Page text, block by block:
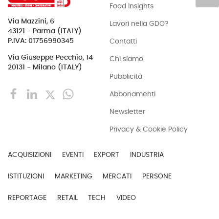
Via Mazzini, 6
43121 - Parma (ITALY)
P.IVA: 01756990345
Via Giuseppe Pecchio, 14
20131 - Milano (ITALY)
Food Insights
Lavori nella GDO?
Contatti
Chi siamo
Pubblicità
Abbonamenti
Newsletter
Privacy & Cookie Policy
ACQUISIZIONI EVENTI EXPORT INDUSTRIA
ISTITUZIONI MARKETING MERCATI PERSONE
REPORTAGE RETAIL TECH VIDEO